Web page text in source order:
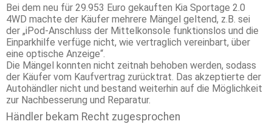
Bei dem neu für 29.953 Euro gekauften Kia Sportage 2.0
4WD machte der Käufer mehrere Mängel geltend, z.B. sei
der „iPod-Anschluss der Mittelkonsole funktionslos und die
Einparkhilfe verfüge nicht, wie vertraglich vereinbart, über
eine optische Anzeige“.
Die Mängel konnten nicht zeitnah behoben werden, sodass
der Käufer vom Kaufvertrag zurücktrat. Das akzeptierte der
Autohändler nicht und bestand weiterhin auf die Möglichkeit
zur Nachbesserung und Reparatur.
Händler bekam Recht zugesprochen